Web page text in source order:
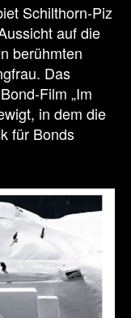
Schilthorn-Piz
auf die
berühmten
Das
Film „Im
in dem die
für Bonds